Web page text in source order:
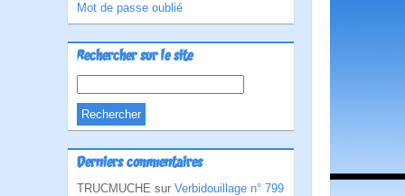
Mot de passe oublié
Rechercher sur le site
Derniers commentaires
TRUCMUCHE sur Verbidouillage n° 799